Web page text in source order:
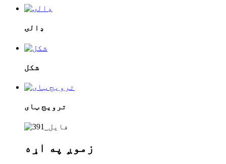
ډالۍ
شکل
ترویج ټای
زموږ په اړه